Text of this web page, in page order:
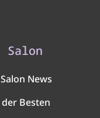
Salon
News
der Besten